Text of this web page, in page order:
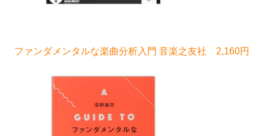
ファンダメンタルな楽曲分析入門 音楽之友社 2,160円